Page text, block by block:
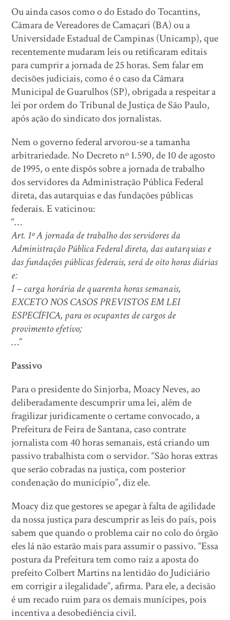
Ou ainda casos como o do Estado do Tocantins,
Câmara de Vereadores de Camaçari (BA) ou a
Universidade Estadual de Campinas (Unicamp), que
recentemente mudaram leis ou retificaram editais
para cumprir a jornada de 25 horas. Sem falar em
decisões judiciais, como é o caso da Câmara
Municipal de Guarulhos (SP), obrigada a respeitar a
lei por ordem do Tribunal de Justiça de São Paulo,
após ação do sindicato dos jornalistas.
Nem o governo federal arvorou-se a tamanha
arbitrariedade. No Decreto nº 1.590, de 10 de agosto
de 1995, o ente dispôs sobre a jornada de trabalho
dos servidores da Administração Pública Federal
direta, das autarquias e das fundações públicas
federais. E vaticinou:
“…
Art. 1º A jornada de trabalho dos servidores da
Administração Pública Federal direta, das autarquias e
das fundações públicas federais, será de oito horas diárias
e:
I – carga horária de quarenta horas semanais,
EXCETO NOS CASOS PREVISTOS EM LEI
ESPECÍFICA, para os ocupantes de cargos de
provimento efetivo;
…”
Passivo
Para o presidente do Sinjorba, Moacy Neves, ao
deliberadamente descumprir uma lei, além de
fragilizar juridicamente o certame convocado, a
Prefeitura de Feira de Santana, caso contrate
jornalista com 40 horas semanais, está criando um
passivo trabalhista com o servidor. “São horas extras
que serão cobradas na justiça, com posterior
condenação do município”, diz ele.
Moacy diz que gestores se apegar à falta de agilidade
da nossa justiça para descumprir as leis do país, pois
sabem que quando o problema cair no colo do órgão
eles lá não estarão mais para assumir o passivo. “Essa
postura da Prefeitura tem como raiz a aposta do
prefeito Colbert Martins na lentidão do Judiciário
em corrigir a ilegalidade”, afirma. Para ele, a decisão
é um recado ruim para os demais munícipes, pois
incentiva a desobediência civil.